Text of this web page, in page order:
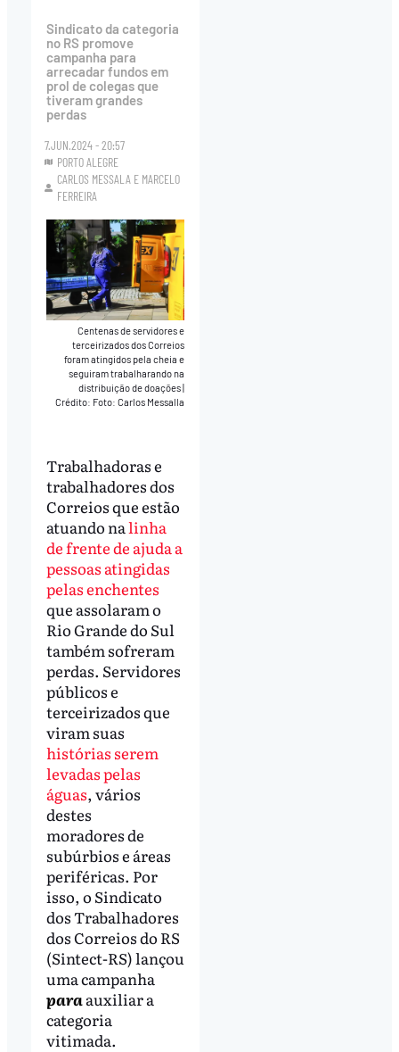
Sindicato da categoria
no RS promove
campanha para
arrecadar fundos em
prol de colegas que
tiveram grandes
perdas
7.JUN.2024 - 20:57
PORTO ALEGRE
CARLOS MESSALA E MARCELO
FERREIRA
Centenas de servidores e
terceirizados dos Correios
foram atingidos pela cheia e
seguiram trabalharando na
distribuição de doações
Crédito: Foto: Carlos Messalla
Trabalhadoras e
trabalhadores dos
Correios que estão
atuando nalinha
de frente de ajuda a
pessoas atingidas
pelas enchentes
que assolaram o
Rio Grande do Sul
também sofreram
perdas. Servidores
públicos e
terceirizados que
viram suas
histórias serem
levadas pelas
águas, vários
destes
moradores de
subúrbios e áreas
periféricas. Por
isso, o Sindicato
dos Trabalhadores
dos Correios do RS
(Sintect-RS) lançou
uma campanha
paraauxiliar a
categoria
vitimada.